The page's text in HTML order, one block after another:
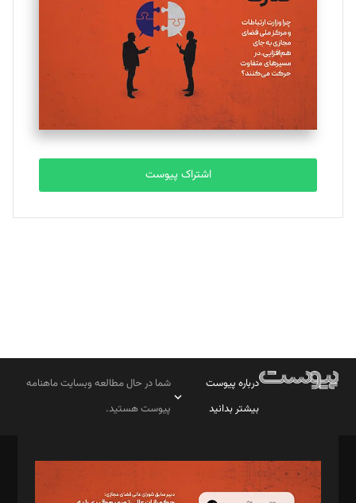
ملینا جعفری
تحریریه
مصطفی مسجدی آرانی
تحریریه
بابک نقاش
تحریریه
اشتراک پیوست
درباره پیوست
بیشتر بدانید
شما در حال مطالعه وبسایت ماهنامه
پیوست هستید.
مدیر مسئول: محمدباقر اثنی‌عشری
سردبیر: مهرک محمودی